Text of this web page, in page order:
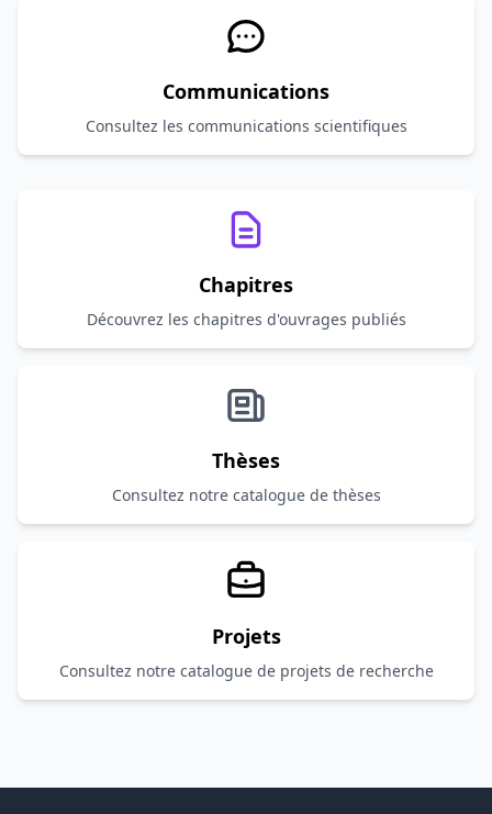
Communications
Consultez les communications scientifiques
Chapitres
Découvrez les chapitres d'ouvrages publiés
Thèses
Consultez notre catalogue de thèses
Projets
Consultez notre catalogue de projets de recherche